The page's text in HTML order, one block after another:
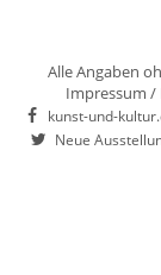
Alle Angaben
Impressum /
kunst-und-
Neue